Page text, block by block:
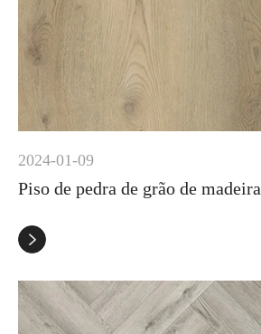
2024-01-09
Piso de pedra de grão de madeira
